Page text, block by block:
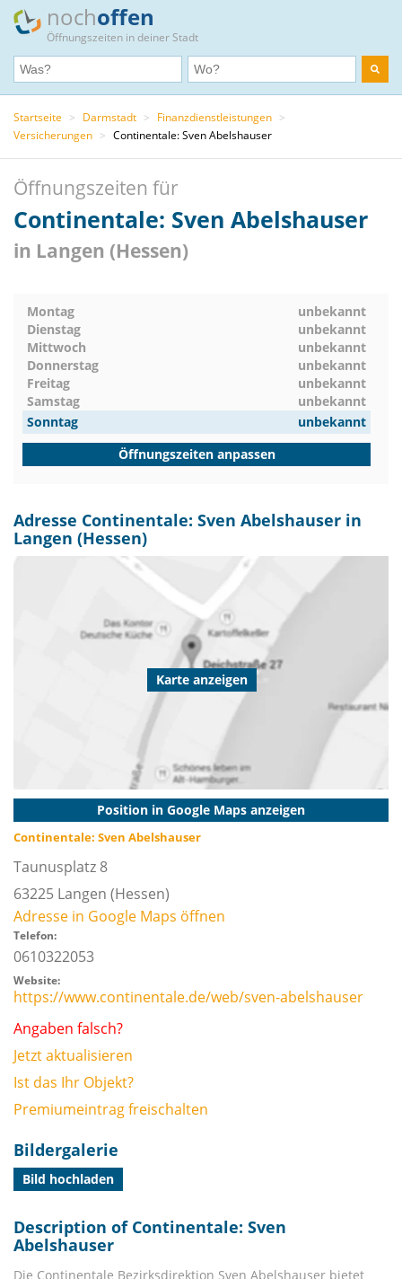
nochoffen
Öffnungszeiten in deiner Stadt
Startseite > Darmstadt > Finanzdienstleistungen >
Versicherungen > Continentale: Sven Abelshauser
Öffnungszeiten für
Continentale: Sven Abelshauser
in Langen (Hessen)
Montag
unbekannt
Dienstag
unbekannt
Mittwoch
unbekannt
Donnerstag
unbekannt
Freitag
unbekannt
Samstag
unbekannt
Sonntag
unbekannt
Öffnungszeiten anpassen
Adresse Continentale: Sven Abelshauser in
Langen (Hessen)
Karte anzeigen
Position in Google Maps anzeigen
Continentale: Sven Abelshauser
Taunusplatz 8
63225 Langen (Hessen)
Adresse in Google Maps öffnen
Telefon:
0610322053
Website:
https://www.continentale.de/web/sven-abelshauser
Angaben falsch?
Jetzt aktualisieren
Ist das Ihr Objekt?
Premiumeintrag freischalten
Bildergalerie
Bild hochladen
Description of Continentale: Sven
Abelshauser
Die Continentale Bezirksdirektion Sven Abelshauser bietet